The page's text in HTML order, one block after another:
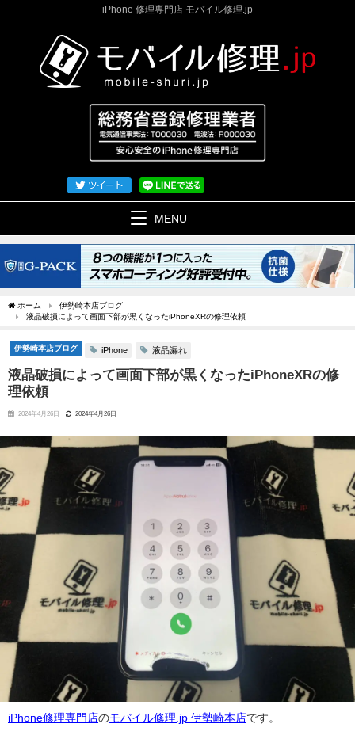
iPhone 修理専門店 モバイル修理.jp
MENU
ホーム
伊勢崎本店ブログ
液晶破損によって画面下部が黒くなったiPhoneXRの修理依頼
伊勢崎本店ブログ iPhone 液晶漏れ
液晶破損によって画面下部が黒くなったiPhoneXRの修
理依頼
2024年4月26日 2024年4月26日
iPhone修理専門店のモバイル修理.jp 伊勢崎本店です。